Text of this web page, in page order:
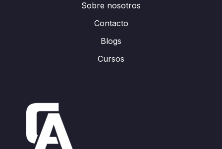
Sobre nosotros
Contacto
Blogs
Cursos